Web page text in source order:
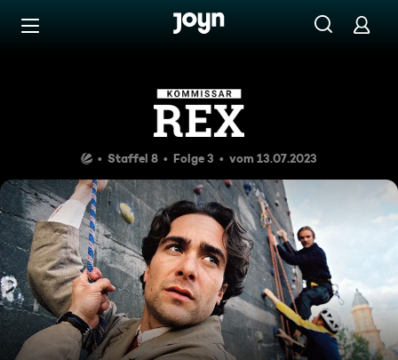
Zum Inhalt springen
Senkrecht in den Tod
Staffel 8 Folge 3 vom 13.07.2023